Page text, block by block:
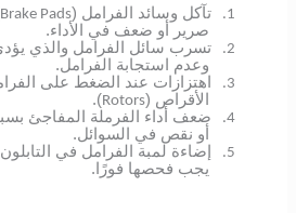
1. تآكل وسائد الفرامل (Brake Pads
صرير أو ضعف في الأداء.
2.
تسرب سائل الفرامل والذي
وعدم استجابة الفرامل.
3.
اهتزازات عند الضغط على
الأقراص (Rotors
).
4.
ضعف أداء الفرملة المفاجئ
أو نقص في السوائل.
5.
إضاءة لمبة الفرامل في
يجب فحصها فورًا.